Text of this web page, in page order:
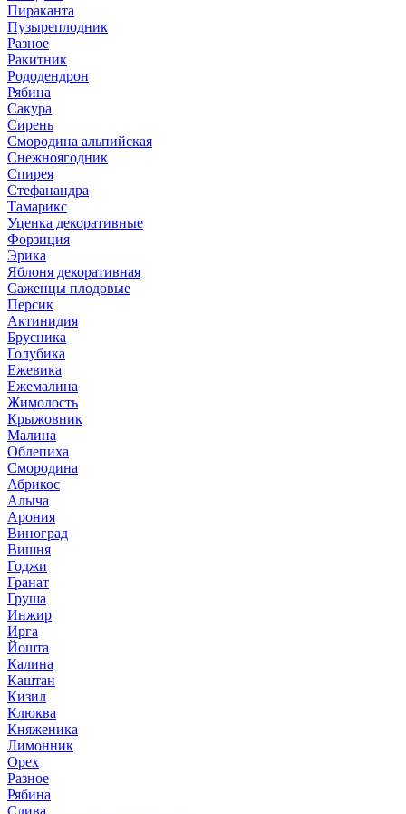
Пираканта
Пузыреплодник
Разное
Ракитник
Рододендрон
Рябина
Сакура
Сирень
Смородина альпийская
Снежноягодник
Спирея
Стефанандра
Тамарикс
Уценка декоративные
Форзиция
Эрика
Яблоня декоративная
Саженцы плодовые
Персик
Актинидия
Брусника
Голубика
Ежевика
Ежемалина
Жимолость
Крыжовник
Малина
Облепиха
Смородина
Абрикос
Алыча
Арония
Виноград
Вишня
Годжи
Гранат
Груша
Инжир
Ирга
Йошта
Калина
Каштан
Кизил
Клюква
Княженика
Лимонник
Орех
Разное
Рябина
Слива